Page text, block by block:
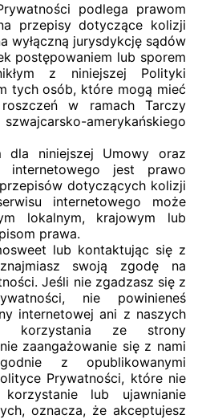
podlega prawom
przepisy dotyczące kolizji
wyłączną jurysdykcję sądów
postępowaniem lub sporem
z niniejszej Polityki
tych osób, które mogą mieć
w ramach Tarczy
amerykańskiego
dla niniejszej Umowy oraz
internetowego jest prawo
dotyczących kolizji
internetowego może
lokalnym, krajowym lub
prawa.
lub kontaktując się z
swoją zgodę na
Jeśli nie zgadzasz się z
nie powinieneś
internetowej ani z naszych
korzystania ze strony
zaangażowanie się z nami
z opublikowanymi
Prywatności, które nie
lub ujawnianie
oznacza, że akceptujesz